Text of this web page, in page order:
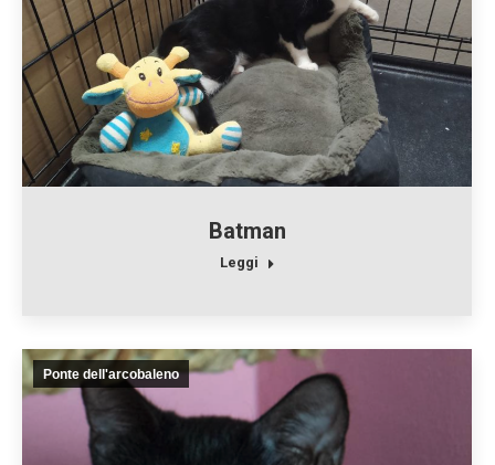
Batman
Leggi
Ponte dell'arcobaleno